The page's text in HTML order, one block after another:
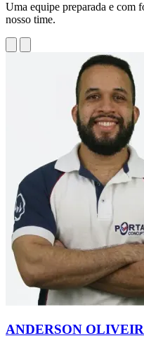
Uma equipe preparada e com
nosso time.
ANDERSON